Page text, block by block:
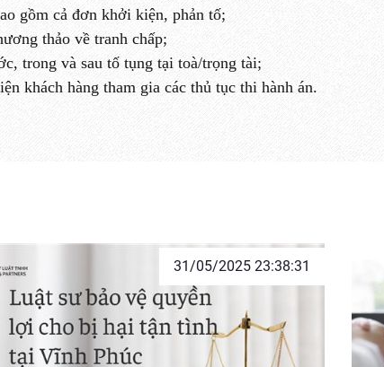
gồm cả đơn khởi kiện, phản tố;
thảo về tranh chấp;
trong và sau tố tụng tại toà/trọng tài;
khách hàng tham gia các thủ tục thi hành án.
31/05/2025 23:38:31